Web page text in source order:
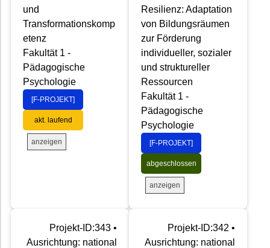
und
Transformationskomp
etenz
Fakultät 1 -
Pädagogische
Psychologie
[F-PROJEKT]
akt. laufend
anzeigen
Resilienz: Adaptation
von Bildungsräumen
zur Förderung
individueller, sozialer
und struktureller
Ressourcen
Fakultät 1 -
Pädagogische
Psychologie
[F-PROJEKT]
abgeschlossen
anzeigen
Projekt-ID:343 •
Ausrichtung: national
Projekt-ID:342 •
Ausrichtung: national